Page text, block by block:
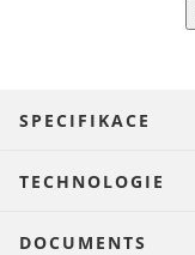
SPECIFIKACE
TECHNOLOGIE
DOCUMENTS